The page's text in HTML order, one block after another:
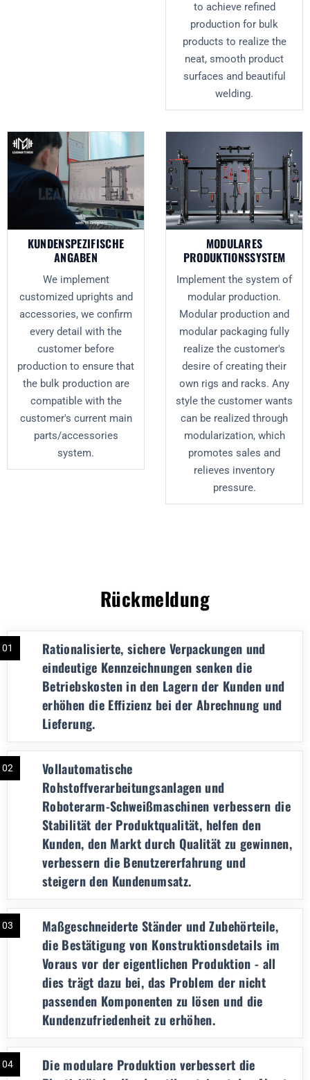
to achieve refined
production for bulk
products to realize the
neat, smooth product
surfaces and beautiful
welding.
KUNDENSPEZIFISCHE
ANGABEN
We implement
customized uprights and
accessories, we confirm
every detail with the
customer before
production to ensure that
the bulk production are
compatible with the
customer's current main
parts/accessories
system.
MODULARES
PRODUKTIONSSYSTEM
Implement the system of
modular production.
Modular production and
modular packaging fully
realize the customer's
desire of creating their
own rigs and racks. Any
style the customer wants
can be realized through
modularization, which
promotes sales and
relieves inventory
pressure.
Rückmeldung
Rationalisierte, sichere Verpackungen und
eindeutige Kennzeichnungen senken die
Betriebskosten in den Lagern der Kunden und
erhöhen die Effizienz bei der Abrechnung und
Lieferung.
01
Vollautomatische
Rohstoffverarbeitungsanlagen und
Roboterarm-Schweißmaschinen verbessern die
Stabilität der Produktqualität, helfen den
Kunden, den Markt durch Qualität zu gewinnen,
verbessern die Benutzererfahrung und
steigern den Kundenumsatz.
02
Maßgeschneiderte Ständer und Zubehörteile,
die Bestätigung von Konstruktionsdetails im
Voraus vor der eigentlichen Produktion - all
dies trägt dazu bei, das Problem der nicht
passenden Komponenten zu lösen und die
Kundenzufriedenheit zu erhöhen.
03
Die modulare Produktion verbessert die
04